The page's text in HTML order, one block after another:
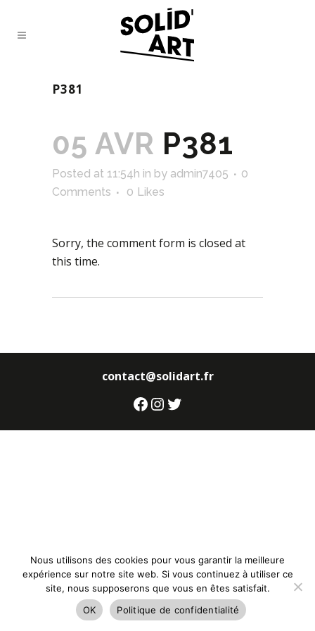
P381
05 AVR P381
Posted at 11:54h in by admin7405
0
Comments
0 Likes
Sorry, the comment form is closed at
this time.
contact@solidart.fr
Facebook
Instagram
Twitter
Nous utilisons des cookies pour vous garantir la meilleure
expérience sur notre site web. Si vous continuez à utiliser ce
site, nous supposerons que vous en êtes satisfait.
OK
Politique de confidentialité